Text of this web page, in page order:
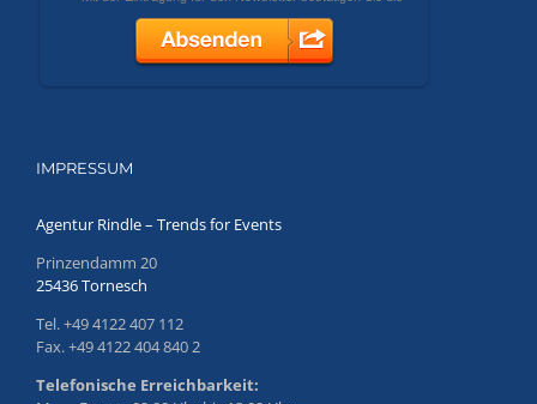
IMPRESSUM
Agentur Rindle – Trends for Events
Prinzendamm 20
25436 Tornesch
Tel. +49 4122 407 112
Fax. +49 4122 404 840 2
Telefonische Erreichbarkeit: